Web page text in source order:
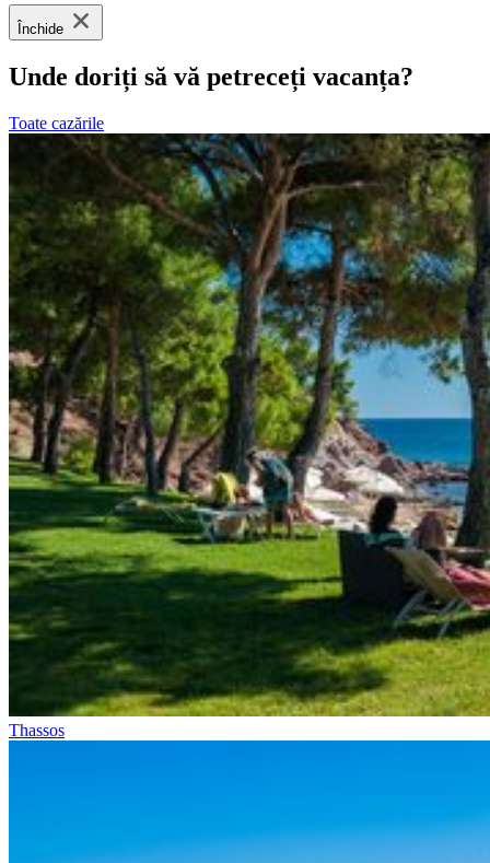
Închide
Unde doriți să vă petreceți vacanța?
Toate cazările
Thassos